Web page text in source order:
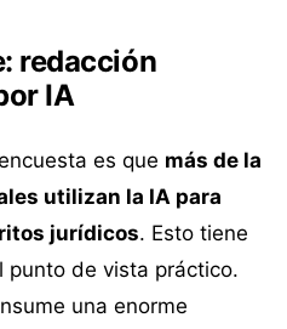
redacción
IA
es que más de la
utilizan la IA para
jurídicos. Esto tiene
punto de vista práctico.
una enorme